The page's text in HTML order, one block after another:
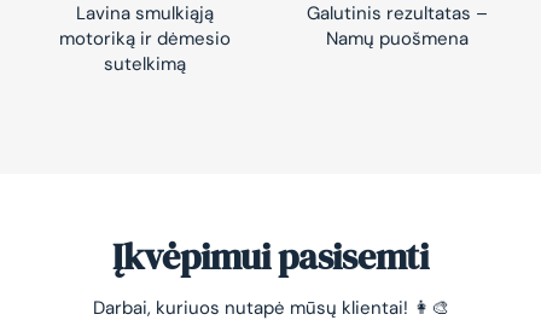
Lavina smulkiąją
motoriką ir dėmesio
sutelkimą
Galutinis rezultatas –
Namų puošmena
Įkvėpimui pasisemti
Darbai, kuriuos nutapė mūsų klientai! 👩‍🎨